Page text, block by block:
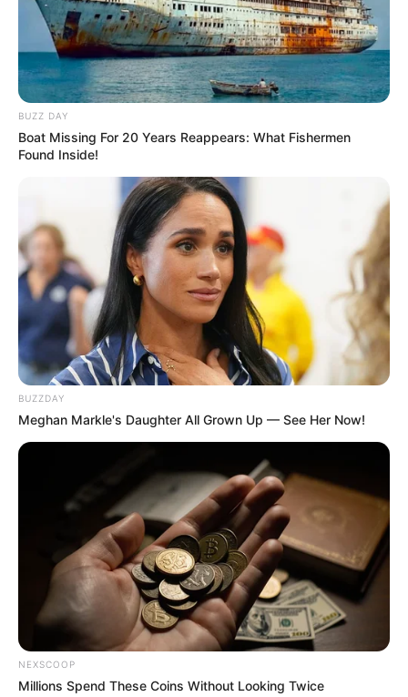
BUZZ DAY
Boat Missing For 20 Years Reappears: What Fishermen
Found Inside!
BUZZDAY
Meghan Markle's Daughter All Grown Up — See Her Now!
NEXSCOOP
Millions Spend These Coins Without Looking Twice